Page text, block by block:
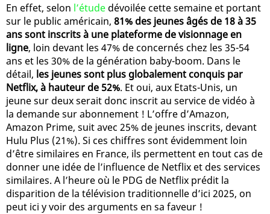
En effet, selon l’étude dévoilée cette semaine et portant
sur le public américain, 81% des jeunes âgés de 18 à 35
ans sont inscrits à une plateforme de visionnage en
ligne, loin devant les 47% de concernés chez les 35-54
ans et les 30% de la génération baby-boom. Dans le
détail, les jeunes sont plus globalement conquis par
Netflix, à hauteur de 52%. Et oui, aux Etats-Unis, un
jeune sur deux serait donc inscrit au service de vidéo à
la demande sur abonnement ! L’offre d’Amazon,
Amazon Prime, suit avec 25% de jeunes inscrits, devant
Hulu Plus (21%). Si ces chiffres sont évidemment loin
d’être similaires en France, ils permettent en tout cas de
donner une idée de l’influence de Netflix et des services
similaires. A l’heure où le PDG de Netflix prédit la
disparition de la télévision traditionnelle d’ici 2025, on
peut ici y voir des arguments en sa faveur !